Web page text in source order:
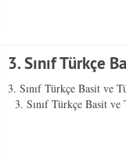
3. Sınıf Türkçe
3. Sınıf Türkçe Basit ve
3. Sınıf Türkçe Basit